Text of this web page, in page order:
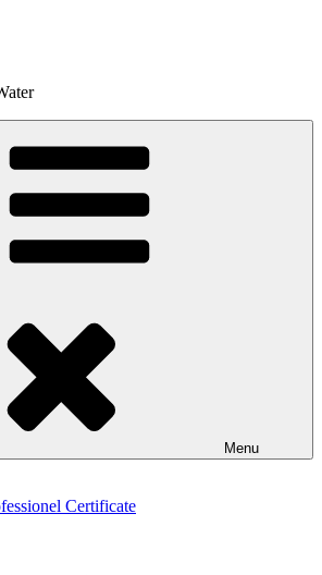
Menu
Certificate